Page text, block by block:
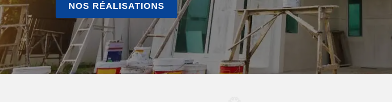
NOS RÉALISATIONS